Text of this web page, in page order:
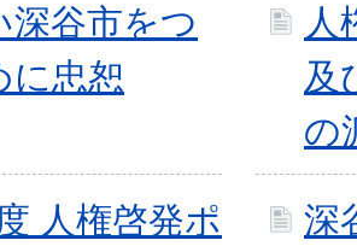
深谷市をつ
に忠恕
人
及
の
人権啓発ポ
深